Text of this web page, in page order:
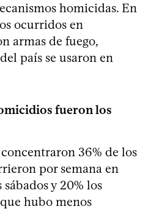
homicidas. En
ocurridos en
armas de fuego,
país se usaron en
fueron los
36% de los
por semana en
y 20% los
hubo menos